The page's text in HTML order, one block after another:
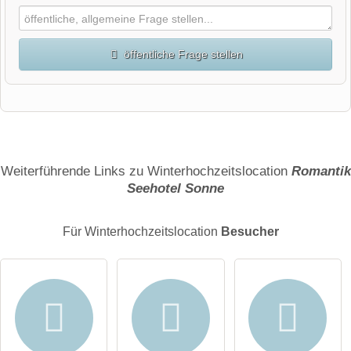
öffentliche Frage stellen
E-Mail-Adresse (wird nicht veröffentlicht)
Weiterführende Links zu Winterhochzeitslocation Romantik
Seehotel Sonne
Für Winterhochzeitslocation Besucher